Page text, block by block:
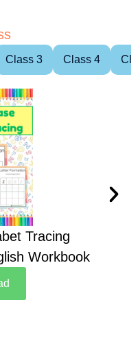
Class 3 Class 4
Tracing
Workbook